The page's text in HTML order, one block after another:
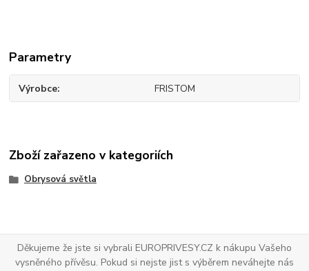
Parametry
Výrobce FRISTOM
Zboží zařazeno v kategoriích
Obrysová světla
Děkujeme že jste si vybrali EUROPRIVESY.CZ k nákupu Vašeho
vysněného přívěsu. Pokud si nejste jist s výběrem neváhejte nás